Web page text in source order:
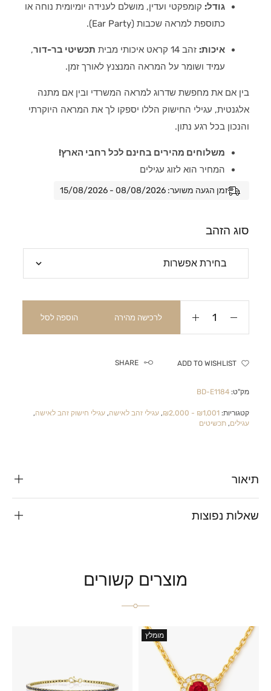
גודל: קומפקטי ועדין, מושלם לענידה יומיומית נוחה או
כתוספת למראה שכבות (Ear Party).
איכות: זהב 14 קראט איכותי מבית תכשיטי בר-דור,
עמיד ושומר על המראה המנצנץ לאורך זמן.
בין אם את מחפשת שדרוג למראה המשרדי ובין אם מתנה
אלגנטית, עגילי החישוק הללו יספקו לך את המראה היוקרתי
והנכון בכל רגע נתון.
משלוחים מהירים בחינם לכל רחבי הארץ!
המחיר הוא לזוג עגילים
זמן הגעה משוער: 08/08/2026 - 15/08/2026
סוג הזהב
לרכישה מהירה הוספה לסל
ADD TO WISHLIST
SHARE
מק"ט:BD-E1184
קטגוריות: ₪1,001 - ₪2,000
,עגילי זהב לאישה,עגילי חישוק זהב לאישה,
עגילים,תכשיטים
תיאור
שאלות נפוצות
מוצרים קשורים
מומלץ